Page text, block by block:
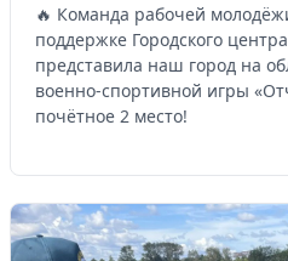
🔥 Команда рабочей
поддержке Городского
представила наш город на
военно-спортивной игры
почётное 2 место!